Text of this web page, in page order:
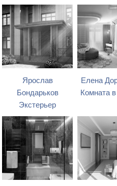
Ярослав
Бондарьков
Экстерьер
Елена
Комната